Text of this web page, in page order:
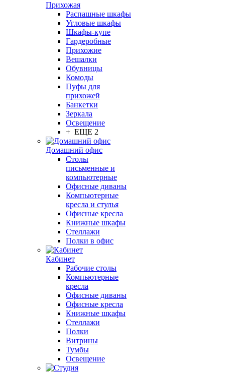
Прихожая
Распашные шкафы
Угловые шкафы
Шкафы-купе
Гардеробные
Прихожие
Вешалки
Обувницы
Комоды
Пуфы для
прихожей
Банкетки
Зеркала
Освещение
+ ЕЩЕ 2
Домашний офис
Столы
письменные и
компьютерные
Офисные диваны
Компьютерные
кресла и стулья
Офисные кресла
Книжные шкафы
Стеллажи
Полки в офис
Кабинет
Рабочие столы
Компьютерные
кресла
Офисные диваны
Офисные кресла
Книжные шкафы
Стеллажи
Полки
Витрины
Тумбы
Освещение